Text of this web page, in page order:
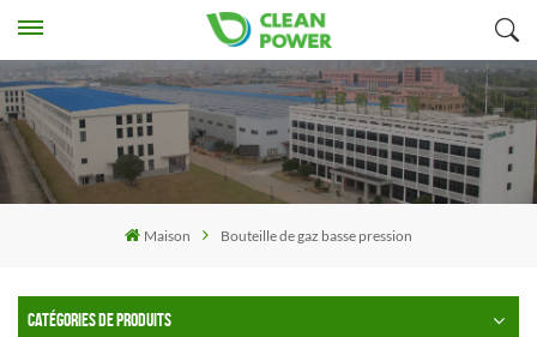
Maison Bouteille de gaz basse pression
CATÉGORIES DE PRODUITS